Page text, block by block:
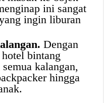
ini sangat
ingin liburan
Dengan
bintang
kalangan,
hingga